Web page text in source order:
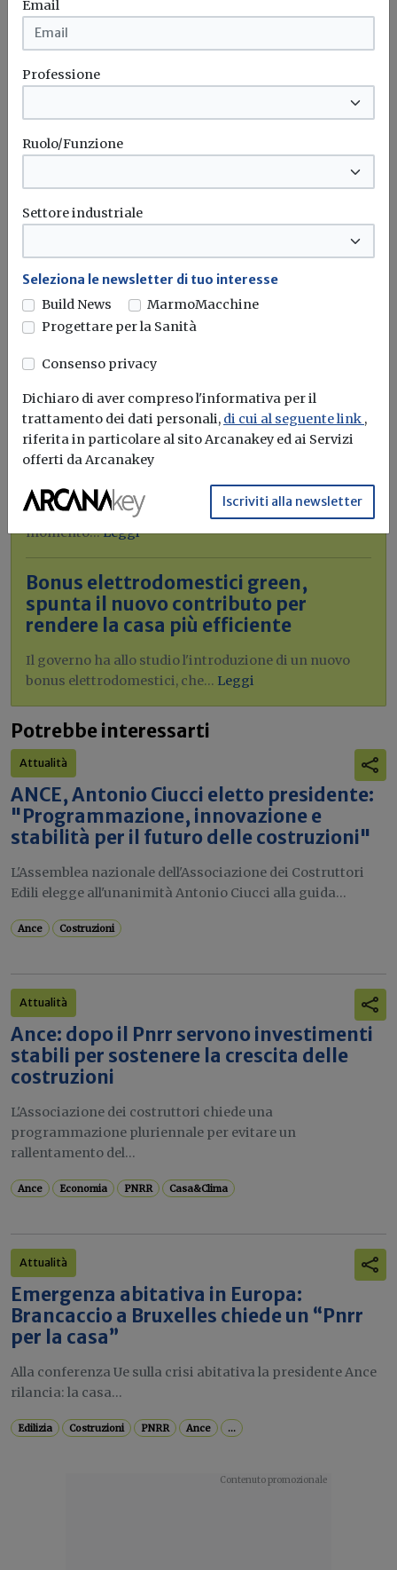
Silenzio assenso
Sentenza
Idrogeno verde, una soluzione per
l'energia del futuro. Ma oggi è ancora
troppo caro
L'obiettivo crescita sostenibile è raggiungibile
attraverso l'utilizzo dell'idrogeno verde. Ma al
momento...Leggi
Bonus elettrodomestici green,
spunta il nuovo contributo per
rendere la casa più efficiente
Il governo ha allo studio l'introduzione di un nuovo
bonus elettrodomestici, che... Leggi
Potrebbe interessarti
Attualità
ANCE, Antonio Ciucci eletto presidente:
"Programmazione, innovazione e
stabilità per il futuro delle costruzioni"
L'Assemblea nazionale dell'Associazione dei Costruttori
Edili elegge all'unanimità Antonio Ciucci alla guida...
Ance Costruzioni
Attualità
Ance: dopo il Pnrr servono investimenti
stabili per sostenere la crescita delle
costruzioni
L'Associazione dei costruttori chiede una
programmazione pluriennale per evitare un
rallentamento del...
Ance Economia PNRR Casa&Clima
Attualità
Emergenza abitativa in Europa:
Brancaccio a Bruxelles chiede un “Pnrr
per la casa”
Alla conferenza Ue sulla crisi abitativa la presidente Ance
rilancia: la casa...
Edilizia Costruzioni PNRR Ance ...
Email
Professione
Ruolo/Funzione
Settore industriale
Seleziona le newsletter di tuo interesse
Build News
MarmoMacchine
Progettare per la Sanità
Consenso privacy
Dichiaro di aver compreso l'informativa per il
trattamento dei dati personali, di cui al seguente link ,
riferita in particolare al sito Arcanakey ed ai Servizi
offerti da Arcanakey
Iscriviti alla newsletter